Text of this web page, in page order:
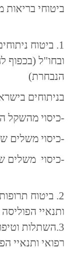
ביטוחי
1. ביטוח
ובחו"ל (בכפוף
הנבחרת)
בניתוחים בישראל יש 3
-כיסוי מהשקל
-כיסוי משלים
-כיסוי משלים
2. ביטוח
ותנאיי
3.השתלות
רפואי ותנאיי